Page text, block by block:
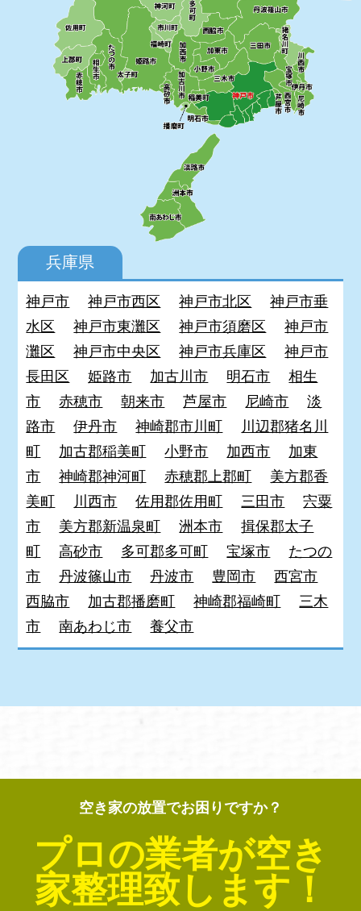
兵庫県
神戸市 神戸市西区 神戸市北区
神戸市垂
水区
神戸市東灘区 神戸市須磨区
神戸市
灘区
神戸市中央区 神戸市兵庫区
神戸市
長田区
姫路市 加古川市 明石市
相生
市
赤穂市 朝来市 芦屋市 尼崎市
淡
路市
伊丹市 神崎郡市川町
川辺郡猪名川
町
加古郡稲美町 小野市 加西市
加東
市
神崎郡神河町 赤穂郡上郡町
美方郡香
美町
川西市 佐用郡佐用町 三田市
宍粟
市
美方郡新温泉町 洲本市
揖保郡太子
町
高砂市 多可郡多可町 宝塚市
たつの
市
丹波篠山市 丹波市 豊岡市
西宮市
西脇市
加古郡播磨町 神崎郡福崎町
三木
市
南あわじ市 養父市
空き家の放置でお困りですか？
プロの業者が空き
家整理致します！